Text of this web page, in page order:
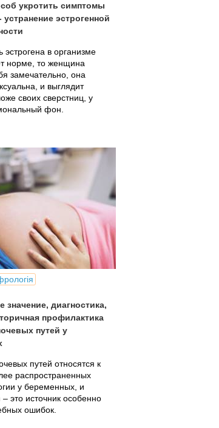
укротить симптомы
эстрогенной
эстрогена в организме
норме, то женщина
замечательно, она
и выглядит
своих сверстниц, у
фон.
значение, диагностика,
профилактика
путей у
путей относятся к
распространенных
у беременных, и
это источник особенно
ошибок.